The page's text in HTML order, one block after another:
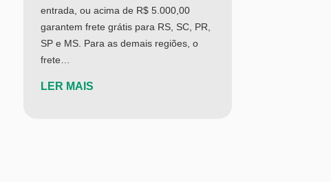
entrada, ou acima de R$ 5.000,00
garantem frete grátis para RS, SC, PR,
SP e MS. Para as demais regiões, o
frete…
LER MAIS